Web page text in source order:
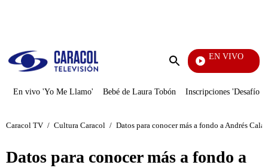
Enviar
EN VIVO
Yo Me Llamo
En vivo 'Yo Me Llamo' Bebé de Laura Tobón Inscripciones 'Desafío'
Caracol TV / Cultura Caracol / Datos para conocer más a fondo a Andrés
Datos para conocer más a fondo a